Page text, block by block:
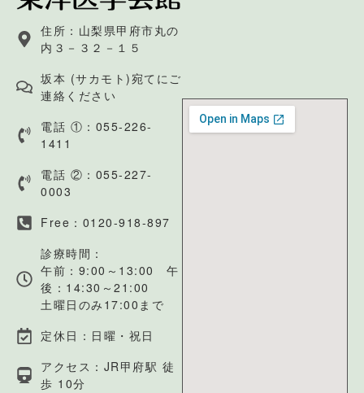
住所：山梨県甲府市丸の
内３－３２－１５
坂本 (サカモト)宛てにご
連絡ください
電話 ①：055-226-
1411
電話 ②：055-227-
0003
Free：0120-918-897
診療時間：
午前：9:00～13:00 午
後：14:30～21:00
土曜日のみ17:00まで
定休日：日曜・祝日
アクセス：JR甲府駅 徒
歩 10分